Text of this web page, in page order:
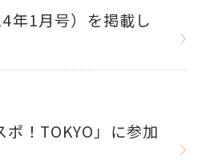
年1月号）を掲載し
！TOKYO」に参加